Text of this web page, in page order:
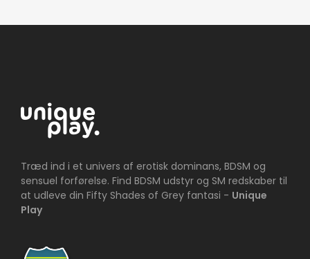
Træd ind i et univers af erotisk dominans, BDSM og
sensuel forførelse. Find BDSM udstyr og SM redskaber til
at udleve din Fifty Shades of Grey fantasi - Unique
Play